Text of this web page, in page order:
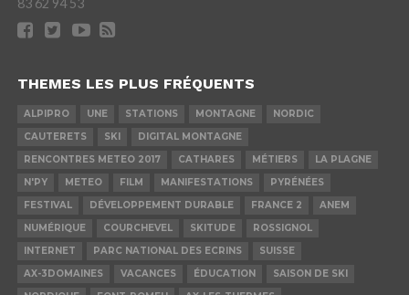
THEMES LES PLUS FRÉQUENTS
ALPIPRO UNE STATIONS MONTAGNE
NORDIC
CAUTERETS
SKI
DIGITAL MONTAGNE
RENCONTRES METEO 2017
CATHARES MÉTIERS
LA PLAGNE
N'PY
METEO FILM MANIFESTATIONS
PYRÉNÉES
FESTIVAL
DÉVELOPPEMENT DURABLE FRANCE 2
ANEM
NUMÉRIQUE
COURCHEVEL SKITUDE
ROSSIGNOL
INTERNET
PARC NATIONAL DES ECRINS
SUISSE
AX-3DOMAINES
VACANCES ÉDUCATION
SAISON DE SKI